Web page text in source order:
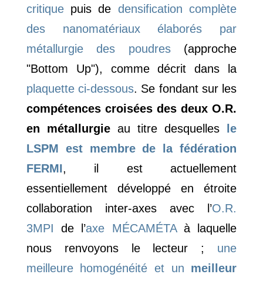
critiquepuis de densification complète
des nanomatériaux élaborés par
métallurgie des poudres(approche
"Bottom Up"), comme décrit dans la
plaquette ci-dessous. Se fondant sur les
compétences croisées des deux O.R.
en métallurgie au titre desquelles
le
LSPM est membre de la fédération
FERMI, il est actuellement
essentiellement développé en étroite
collaboration inter-axes avec l’O.R.
3MPI de l’axe MÉCAMÉTAà laquelle
nous renvoyons le lecteur ; une
meilleure homogénéité et un meilleur